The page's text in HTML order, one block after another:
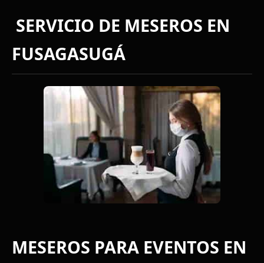
SERVICIO DE MESEROS EN
FUSAGASUGÁ
MESEROS PARA EVENTOS EN